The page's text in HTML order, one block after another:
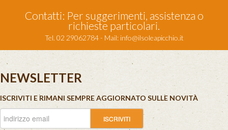
Contatti: Per suggerimenti, assistenza o
richieste particolari.
Tel. 02 29062784 - Mail: info@ilsoleapicchio.it
NEWSLETTER
ISCRIVITI E RIMANI SEMPRE AGGIORNATO SULLE NOVITÀ